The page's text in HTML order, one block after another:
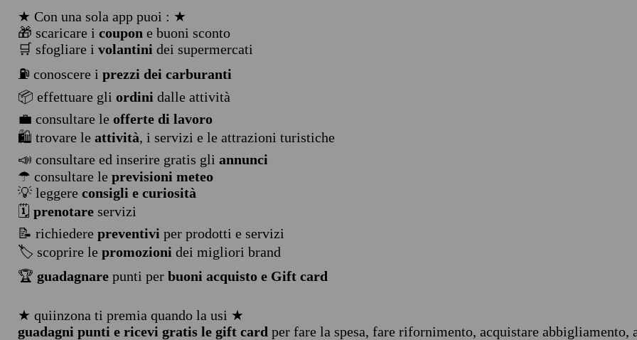
★ Con una sola app puoi : ★
🎁 scaricare i coupon e buoni sconto
🛒 sfogliare i volantini dei supermercati
⛽ conoscere i prezzi dei carburanti
📦 effettuare gli ordini dalle attività
💼 consultare le offerte di lavoro
🛍️ trovare le attività, i servizi e le attrazioni turistiche
📣 consultare ed inserire gratis gli annunci
☂ consultare le previsioni meteo
💡 leggere consigli e curiosità
🗓️ prenotareservizi
📝 richiedere preventivi per prodotti e servizi
🏷️ scoprire le promozioni dei migliori brand
🏆 guadagnarepunti per buoni acquisto e Gift card
★ quiinzona ti premia quando la usi ★
guadagni punti e ricevi gratis le gift card per fare la spesa, fare rifornimento, acquistare abbigliamento,